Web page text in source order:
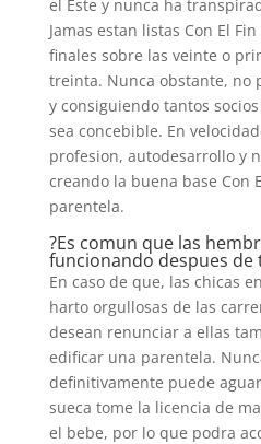
el Este y nunca ha
Jamas estan listas Con El
finales sobre las veinte o
treinta. Nunca obstante, no
y consiguiendo tantos
sea concebible. En
profesion, autodesarrollo y
creando la buena base Con
parentela.
?Es comun que las
funcionando despues de
En caso de que, las chicas
harto orgullosas de las
desean renunciar a ellas
edificar una parentela.
definitivamente puede
sueca tome la licencia de
el bebe, por lo que podra